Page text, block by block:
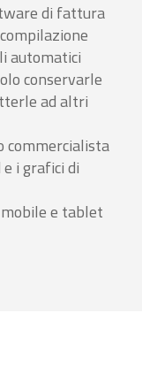
di fattura
automatici
conservarle
ad altri
i grafici di
e tablet